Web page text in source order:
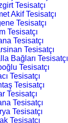
Tesisatçı
Akif Tesisatçı
Tesisatçı
Tesisatçı
Tesisatçı
Tesisatçı
Bağları Tesisatçı
Tesisatçı
Tesisatçı
Tesisatçı
Tesisatçı
Tesisatçı
Tesisatçı
Tesisatçı